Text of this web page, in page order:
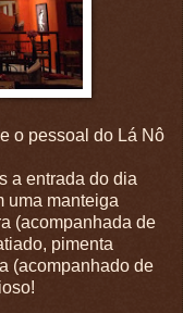
o pessoal do Lá Nô
a entrada do dia
uma manteiga
(acompanhada de
pimenta
(acompanhado de